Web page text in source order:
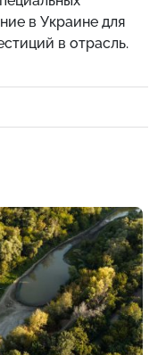
в Украине для
в отрасль.